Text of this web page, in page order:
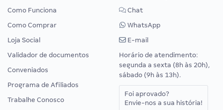
Como Funciona
Como Comprar
Loja Social
Validador de documentos
Conveniados
Programa de Afiliados
Trabalhe Conosco
Chat
WhatsApp
E-mail
Horário de atendimento:
segunda a sexta (8h às 20h),
sábado (9h às 13h).
Foi aprovado?
Envie-nos a sua história!